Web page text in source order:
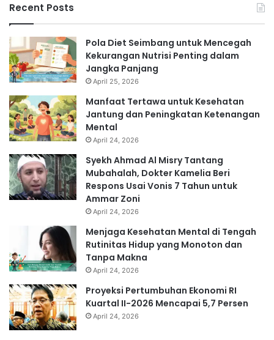
Recent Posts
Pola Diet Seimbang untuk Mencegah
Kekurangan Nutrisi Penting dalam
Jangka Panjang
April 25, 2026
Manfaat Tertawa untuk Kesehatan
Jantung dan Peningkatan Ketenangan
Mental
April 24, 2026
Syekh Ahmad Al Misry Tantang
Mubahalah, Dokter Kamelia Beri
Respons Usai Vonis 7 Tahun untuk
Ammar Zoni
April 24, 2026
Menjaga Kesehatan Mental di Tengah
Rutinitas Hidup yang Monoton dan
Tanpa Makna
April 24, 2026
Proyeksi Pertumbuhan Ekonomi RI
Kuartal II-2026 Mencapai 5,7 Persen
April 24, 2026